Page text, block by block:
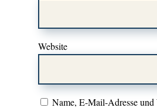
Website
Name, E-Mail-Adresse und